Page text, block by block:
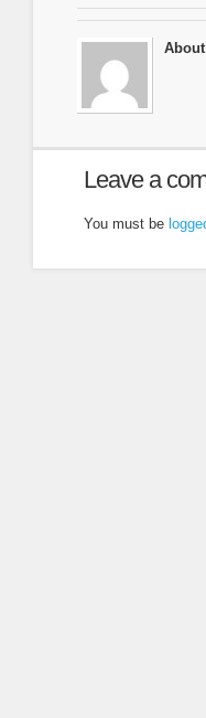
Leave a
You must be